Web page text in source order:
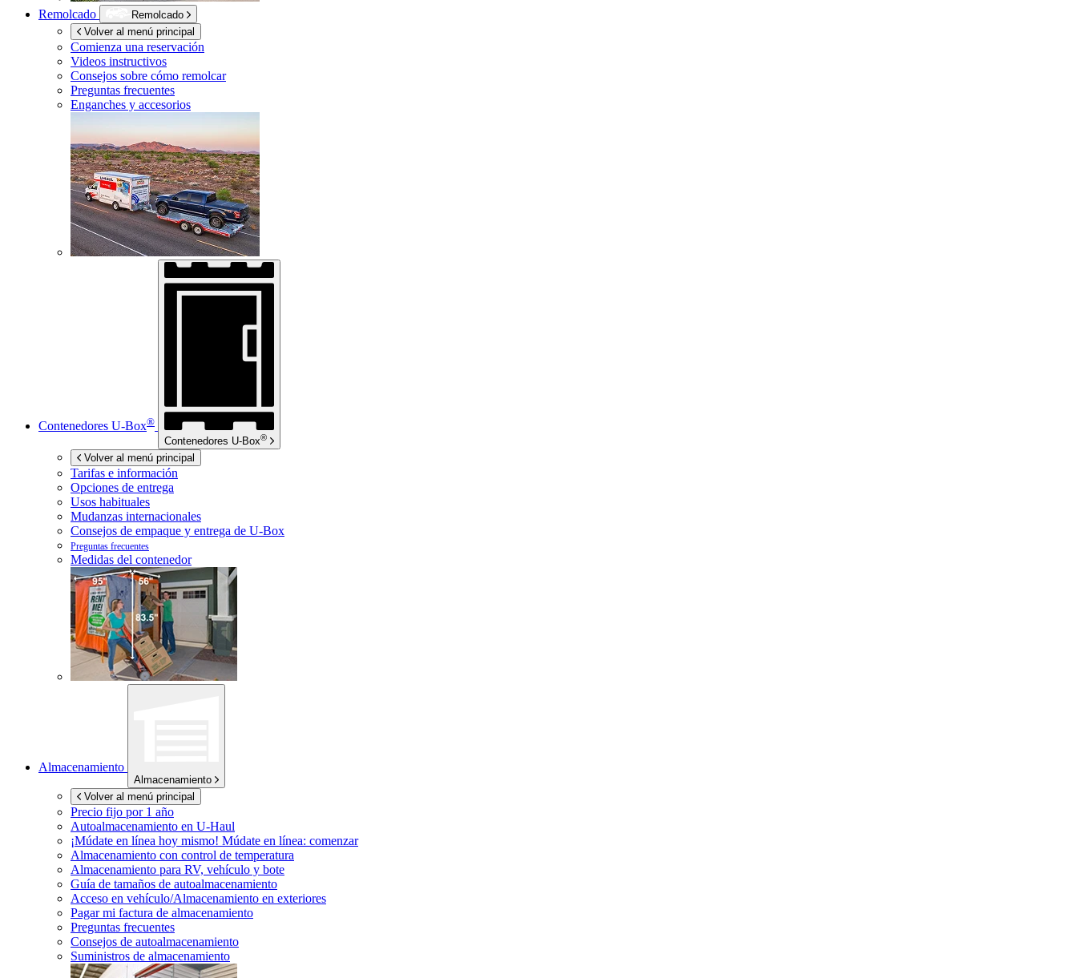
Remolcado
Remolcado
Volver al menú principal
Comienza una reservación
Videos instructivos
Consejos sobre cómo remolcar
Preguntas frecuentes
Enganches y accesorios
Contenedores U-Box®
Contenedores U-Box®
Volver al menú principal
Tarifas e información
Opciones de entrega
Usos habituales
Mudanzas internacionales
Consejos de empaque y entrega de U-Box
Preguntas frecuentes
Medidas del contenedor
Almacenamiento
Almacenamiento
Volver al menú principal
Precio fijo por 1 año
Autoalmacenamiento en U-Haul
¡Múdate en línea hoy mismo! Múdate en línea: comenzar
Almacenamiento con control de temperatura
Almacenamiento para RV, vehículo y bote
Guía de tamaños de autoalmacenamiento
Acceso en vehículo/Almacenamiento en exteriores
Pagar mi factura de almacenamiento
Preguntas frecuentes
Consejos de autoalmacenamiento
Suministros de almacenamiento